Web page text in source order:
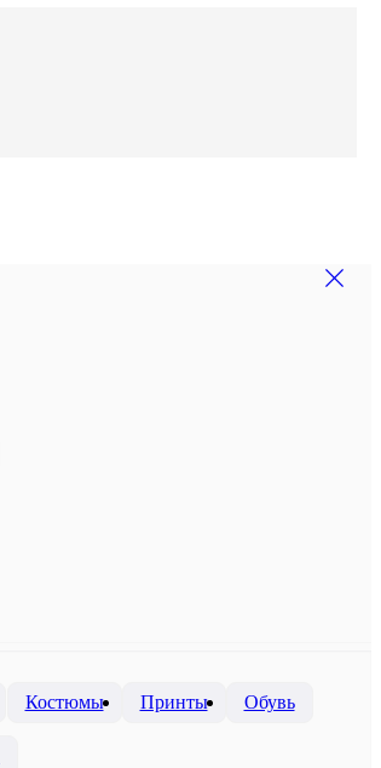
Костюмы Принты Обувь